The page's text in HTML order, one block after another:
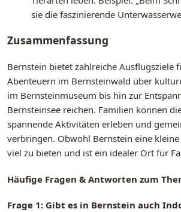
sie die faszinierende
Zusammenfassung
Bernstein bietet zahlreiche Ausflugsziele
Abenteuern im Bernsteinwald über
im Bernsteinmuseum bis hin zur
Bernsteinsee reichen. Familien können
spannende Aktivitäten erleben und
verbringen. Obwohl Bernstein eine kleine
viel zu bieten und ist ein idealer Ort für
Häufige Fragen & Antworten zum
Frage 1: Gibt es in Bernstein auch